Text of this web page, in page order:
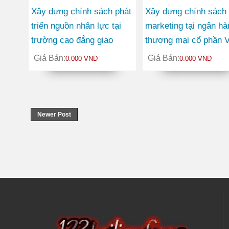
Xây dựng chính sách phát
triển nguồn nhân lực tại
trường cao đẳng giao
thông vận tải II trong giai
đoạn 2010-2015
Giá Bán:0.000 VNĐ
Xây dựng chính sách
marketing tại ngân
thương mại cổ phần
Nam Tín Nghĩa chi
Đà Nẵng
Giá Bán:0.000 VNĐ
Newer Post